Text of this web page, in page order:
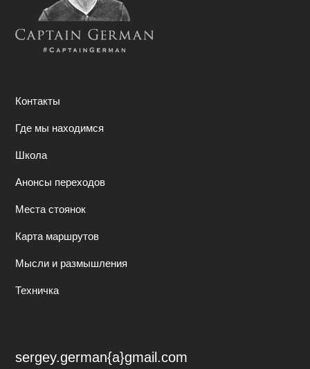
Контакты
Где мы находимся
Школа
Анонсы переходов
Места стоянок
Карта маршрутов
Мысли и размышления
Техничка
sergey.german{a}gmail.com